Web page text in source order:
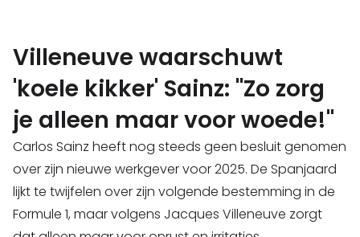
Villeneuve waarschuwt
'koele kikker' Sainz: "Zo zorg
je alleen maar voor woede!"
Carlos Sainz heeft nog steeds geen besluit genomen
over zijn nieuwe werkgever voor 2025. De Spanjaard
lijkt te twijfelen over zijn volgende bestemming in de
Formule 1, maar volgens Jacques Villeneuve zorgt